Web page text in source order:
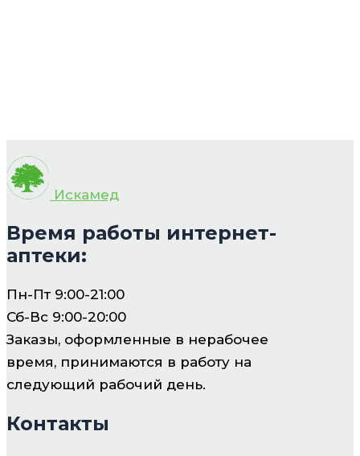
Искамед
Время работы интернет-
аптеки:
Пн-Пт 9:00-21:00
Сб-Вс 9:00-20:00
Заказы, оформленные в нерабочее
время, принимаются в работу на
следующий рабочий день.
Контакты